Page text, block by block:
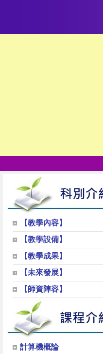
【教學內容】
【教學設備】
【教學成果】
【未來發展】
【師資陣容】
計算機概論